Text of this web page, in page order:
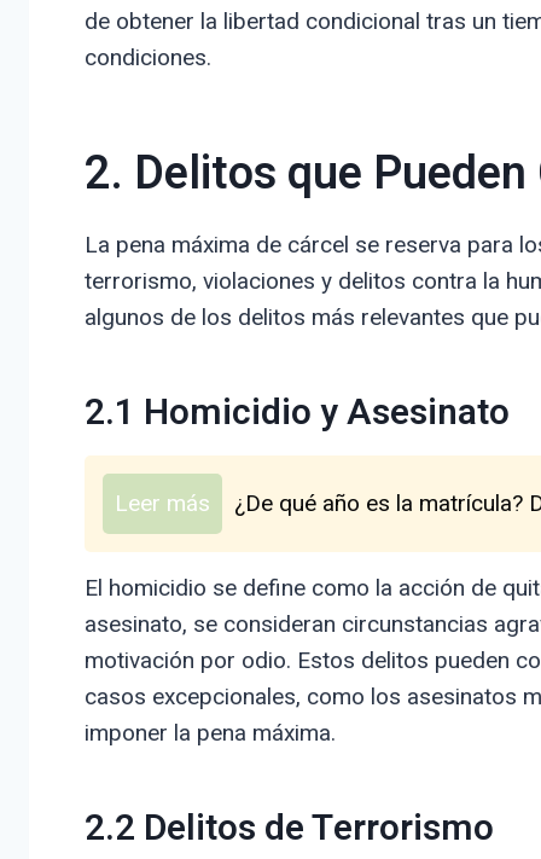
de obtener la libertad condicional tras un
condiciones.
2. Delitos que
La pena máxima de cárcel se reserva para
terrorismo, violaciones y delitos contra la
algunos de los delitos más relevantes que
2.1 Homicidio y Asesinato
Leer más ¿De qué año es la
El homicidio se define como la acción de
asesinato, se consideran circunstancias
motivación por odio. Estos delitos pueden
casos excepcionales, como los asesinatos
imponer la pena máxima.
2.2 Delitos de Terrorismo